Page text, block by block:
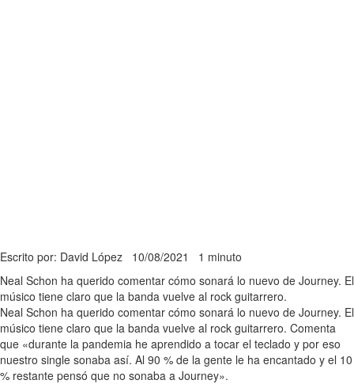
Escrito por: David López 10/08/2021 1 minuto
Neal Schon ha querido comentar cómo sonará lo nuevo de Journey. El
músico tiene claro que la banda vuelve al rock guitarrero.
Neal Schon ha querido comentar cómo sonará lo nuevo de Journey. El
músico tiene claro que la banda vuelve al rock guitarrero. Comenta
que «durante la pandemia he aprendido a tocar el teclado y por eso
nuestro single sonaba así. Al 90 % de la gente le ha encantado y el 10
% restante pensó que no sonaba a Journey».